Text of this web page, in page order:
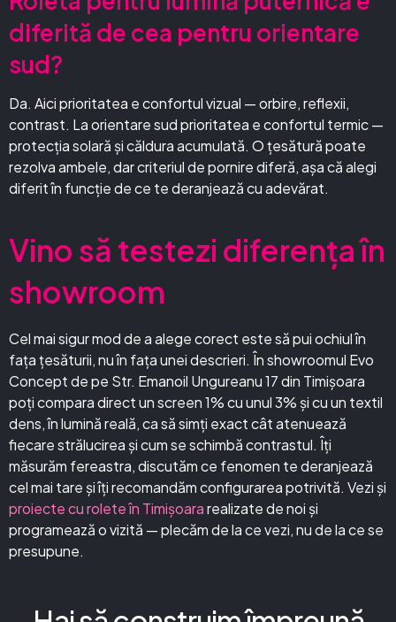
diferită de cea pentru orientare
sud?
Da. Aici prioritatea e confortul vizual — orbire, reflexii,
contrast. La orientare sud prioritatea e confortul termic —
protecția solară și căldura acumulată. O țesătură poate
rezolva ambele, dar criteriul de pornire diferă, așa că alegi
diferit în funcție de ce te deranjează cu adevărat.
Vino să testezi diferența în
showroom
Cel mai sigur mod de a alege corect este să pui ochiul în
fața țesăturii, nu în fața unei descrieri. În showroomul Evo
Concept de pe Str. Emanoil Ungureanu 17 din Timișoara
poți compara direct un screen 1% cu unul 3% și cu un textil
dens, în lumină reală, ca să simți exact cât atenuează
fiecare strălucirea și cum se schimbă contrastul. Îți
măsurăm fereastra, discutăm ce fenomen te deranjează
cel mai tare și îți recomandăm configurarea potrivită. Vezi și
proiecte cu rolete în Timișoararealizate de noi și
programează o vizită — plecăm de la ce vezi, nu de la ce se
presupune.